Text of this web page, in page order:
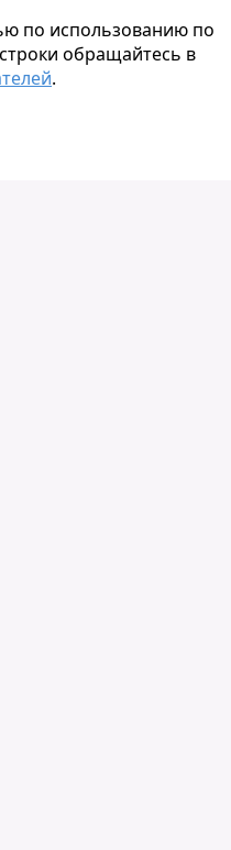
по использованию по
обращайтесь в
.